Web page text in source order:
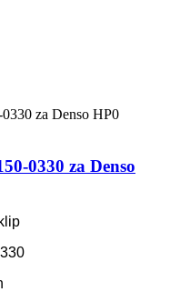
0330 za Denso